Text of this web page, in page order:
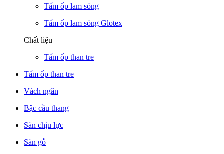
Tấm ốp lam sóng
Tấm ốp lam sóng Glotex
Chất liệu
Tấm ốp than tre
Tấm ốp than tre
Vách ngăn
Bậc cầu thang
Sàn chịu lực
Sàn gỗ